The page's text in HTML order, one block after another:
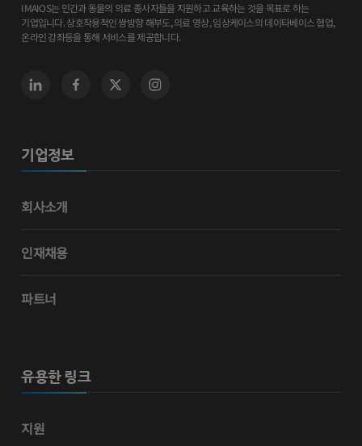
IMAIOS는 인간과 동물의 의료 종사자들을 지원하고 교육하는 것을 목표로 하는
기업입니다. 상호작용적인 쌍방향 해부도, 의료 영상, 임상케이스의 데이타베이스 협업,
온라인 강좌등을 통해 서비스를 제공합니다.
기업정보
회사소개
인재채용
파트너
유용한 링크
지원